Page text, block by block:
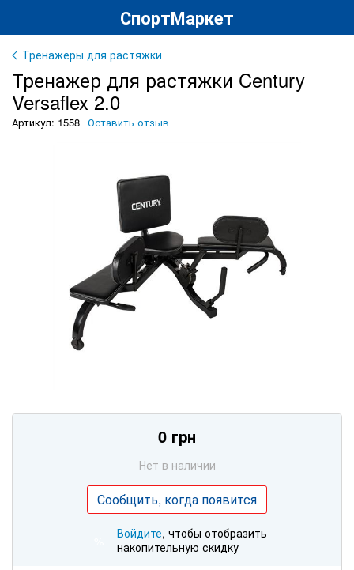
СпортМаркет
Тренажеры для растяжки
Тренажер для растяжки Century
Versaflex 2.0
Артикул: 1558 Оставить отзыв
0 грн
Нет в наличии
Сообщить, когда появится
Войдите, чтобы отобразить
накопительную скидку